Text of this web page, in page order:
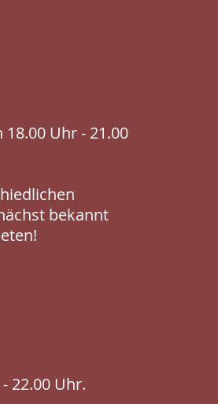
18.00 Uhr - 21.00
bekannt
22.00 Uhr.